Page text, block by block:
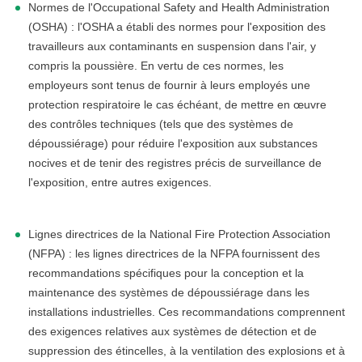
Normes de l'Occupational Safety and Health Administration
(OSHA) : l'OSHA a établi des normes pour l'exposition des
travailleurs aux contaminants en suspension dans l'air, y
compris la poussière. En vertu de ces normes, les
employeurs sont tenus de fournir à leurs employés une
protection respiratoire le cas échéant, de mettre en œuvre
des contrôles techniques (tels que des systèmes de
dépoussiérage) pour réduire l'exposition aux substances
nocives et de tenir des registres précis de surveillance de
l'exposition, entre autres exigences.
Lignes directrices de la National Fire Protection Association
(NFPA) : les lignes directrices de la NFPA fournissent des
recommandations spécifiques pour la conception et la
maintenance des systèmes de dépoussiérage dans les
installations industrielles. Ces recommandations comprennent
des exigences relatives aux systèmes de détection et de
suppression des étincelles, à la ventilation des explosions et à